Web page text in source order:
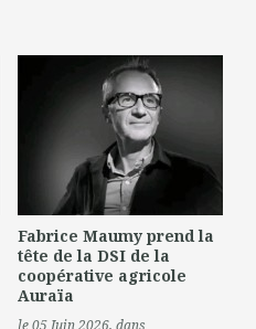
Fabrice Maumy prend la
tête de la DSI de la
coopérative agricole
Auraïa
le 05 Juin 2026, dans